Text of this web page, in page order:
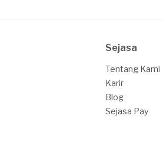
Sejasa
Tentang Kami
Karir
Blog
Sejasa Pay